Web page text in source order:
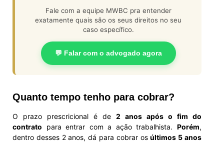
Fale com a equipe MWBC pra entender
exatamente quais são os seus direitos no seu
caso específico.
💬 Falar com o advogado agora
Quanto tempo tenho para cobrar?
O prazo prescricional é de 2 anos após o fim do
contrato para entrar com a ação trabalhista. Porém,
dentro desses 2 anos, dá para cobrar osúltimos 5 anos